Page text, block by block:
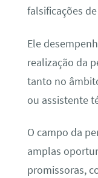
falsificações
Ele
realização da
tanto no
ou assistente
O campo da
amplas
promissoras,